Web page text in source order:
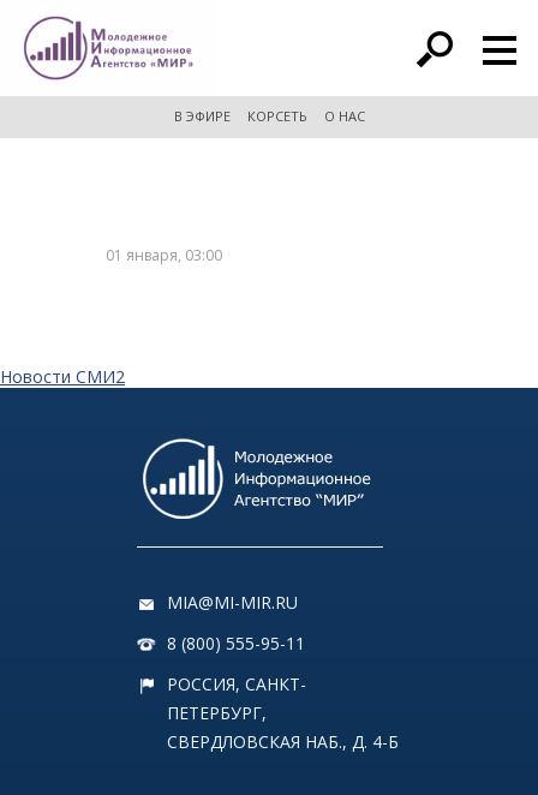
расширенный поиск
В ЭФИРЕ КОРСЕТЬ О НАС
01 января, 03:00
Новости СМИ2
MIA@MI-MIR.RU
8 (800) 555-95-11
РОССИЯ, САНКТ-
ПЕТЕРБУРГ,
СВЕРДЛОВСКАЯ НАБ., Д. 4-Б